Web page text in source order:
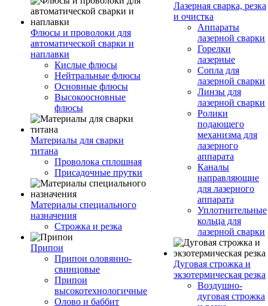
Флюсы и проволоки для
автоматической сварки и
наплавки
Кислые флюсы
Нейтральные флюсы
Основные флюсы
Высокоосновные
флюсы
Материалы для сварки
титана
Проволока сплошная
Присадочные прутки
Материалы специального
назначения
Строжка и резка
Припои
Припои оловянно-
свинцовые
Припои
высокотехнологичные
Олово и баббит
Лазерная сварка, резка
и очистка
Аппараты
лазерной сварки
Горелки
лазерные
Сопла для
лазерной сварки
Линзы для
лазерной сварки
Ролики
подающего
механизма для
лазерного
аппарата
Каналы
направляющие
для лазерного
аппарата
Уплотнительные
кольца для
лазерной сварки
Дуговая строжка и
экзотермическая резка
Воздушно-
дуговая строжка